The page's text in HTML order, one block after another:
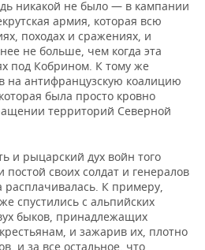
никакой не было — в кампании
армия, которая всю
походах и сражениях, и
не больше, чем когда эта
под Кобрином. К тому же
на антифранцузскую коалицию
была просто кровно
территорий Северной
и рыцарский дух войн того
своих солдат и генералов
расплачивалась. К примеру,
спустились с альпийских
быков, принадлежащих
и зажарив их, плотно
и за все остальное, что